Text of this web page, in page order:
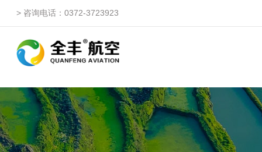
> 咨询电话：0372-3723923